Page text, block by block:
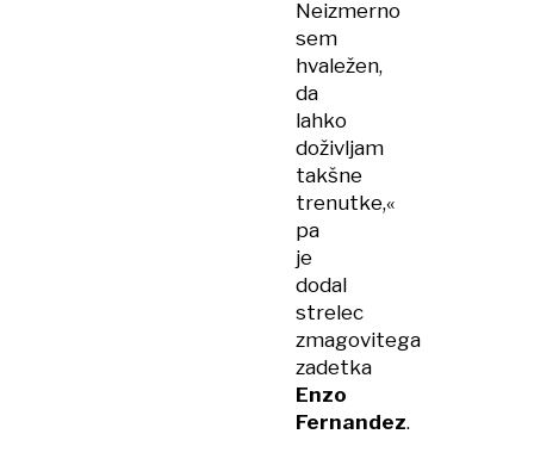
Neizmerno
sem
hvaležen,
da
lahko
doživljam
takšne
trenutke,«
pa
je
dodal
strelec
zmagovitega
zadetka
Enzo
Fernandez.